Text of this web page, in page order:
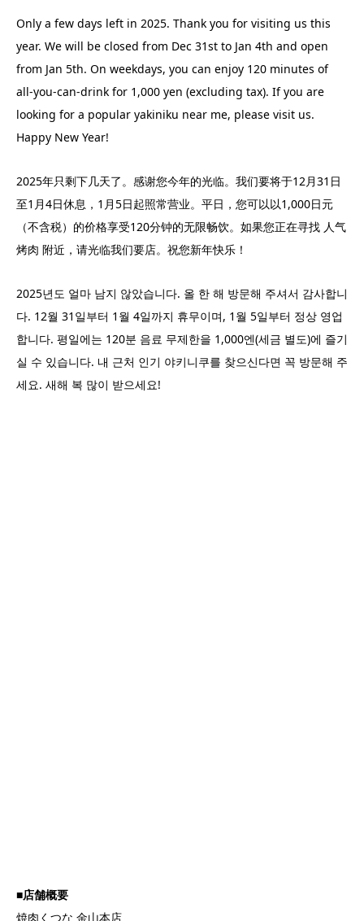
Only a few days left in 2025. Thank you for visiting us this
year. We will be closed from Dec 31st to Jan 4th and open
from Jan 5th. On weekdays, you can enjoy 120 minutes of
all-you-can-drink for 1,000 yen (excluding tax). If you are
looking for a popular yakiniku near me, please visit us.
Happy New Year!
2025年只剩下几天了。感谢您今年的光临。我们要将于12月31日
至1月4日休息，1月5日起照常营业。平日，您可以以1,000日元
（不含税）的价格享受120分钟的无限畅饮。如果您正在寻找 人气
烤肉 附近，请光临我们要店。祝您新年快乐！
2025년도 얼마 남지 않았습니다. 올 한 해 방문해 주셔서 감사합니
다. 12월 31일부터 1월 4일까지 휴무이며, 1월 5일부터 정상 영업
합니다. 평일에는 120분 음료 무제한을 1,000엔(세금 별도)에 즐기
실 수 있습니다. 내 근처 인기 야키니쿠를 찾으신다면 꼭 방문해 주
세요. 새해 복 많이 받으세요!
■店舗概要
焼肉くつな 金山本店